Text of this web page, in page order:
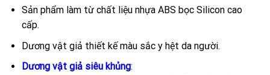
Sản phẩm làm từ chất liệu nhựa ABS bọc Silicon cao
cấp.
Dương vật giả thiết kế màu sắc y hệt da người.
Dương vật giả siêu khủng: